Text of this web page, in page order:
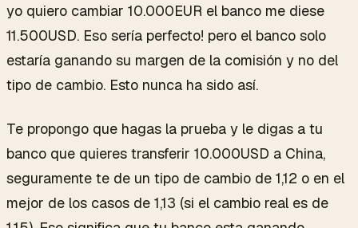
yo quiero cambiar 10.000EUR el banco me diese
11.500USD. Eso sería perfecto! pero el banco solo
estaría ganando su margen de la comisión y no del
tipo de cambio. Esto nunca ha sido así.
Te propongo que hagas la prueba y le digas a tu
banco que quieres transferir 10.000USD a China,
seguramente te de un tipo de cambio de 1,12 o en el
mejor de los casos de 1,13 (si el cambio real es de